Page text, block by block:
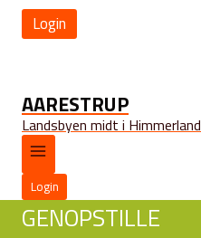
Login
AARESTRUP
Landsbyen midt i Himmerland
Login
GENOPSTILLE